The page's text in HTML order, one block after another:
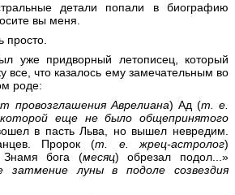
детали попали в биографию
вы меня.
просто.
уже придворный летописец, который
все, что казалось ему замечательным во
роде:
провозглашения Аврелиана) Ад (т. е.
еще не было общепринятого
в пасть Льва, но вышел невредим.
Пророк (т. е. жрец-астролог)
Знамя бога (месяц) обрезал подол...»
затмение луны в подоле созвездия